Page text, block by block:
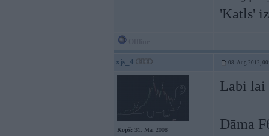
'Katls'
xjs_4 08. Aug 2012,
Kopš: 31. Mar 2008
Labi lai
Dāma